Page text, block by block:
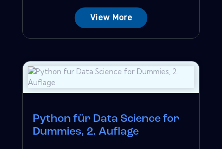
View More
Python für Data Science for
Dummies, 2. Auflage